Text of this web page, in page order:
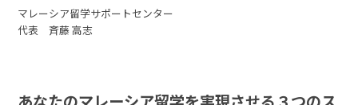
マレーシア留学サポートセンター
代表 斉藤 高志